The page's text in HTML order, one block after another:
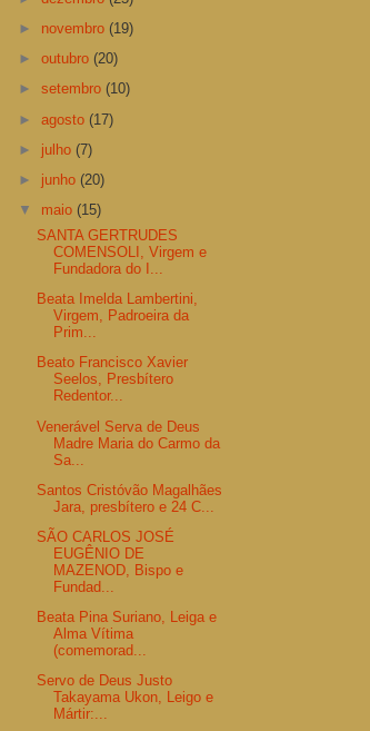
► novembro(19)
►outubro(20)
►setembro(10)
►agosto(17)
► julho(7)
► junho(20)
▼ maio(15)
SANTA GERTRUDES
COMENSOLI, Virgem e
Fundadora do I...
Beata Imelda Lambertini,
Virgem, Padroeira da
Prim...
Beato Francisco Xavier
Seelos, Presbítero
Redentor...
Venerável Serva de Deus
Madre Maria do Carmo da
Sa...
Santos Cristóvão Magalhães
Jara, presbítero e 24 C...
SÃO CARLOS JOSÉ
EUGÊNIO DE
MAZENOD, Bispo e
Fundad...
Beata Pina Suriano, Leiga e
Alma Vítima
(comemorad...
Servo de Deus Justo
Takayama Ukon, Leigo e
Mártir:...